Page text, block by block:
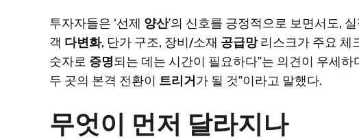
투자자들은 ‘선제 양산’의 신호를 긍정적으로 보면서도, 실
객 다변화, 단가 구조, 장비/소재 공급망리스크가 주요 체
숫자로 증명되는 데는 시간이 필요하다”는 의견이 우세하
두 곳의 본격 전환이 트리거가 될 것”이라고 말했다.
무엇이 먼저 달라지나